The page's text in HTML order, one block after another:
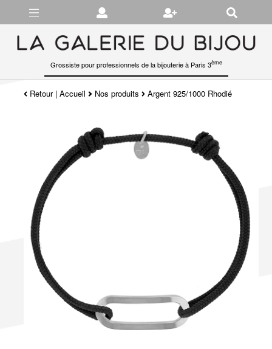
Grossiste pour professionnels de la bijouterie à Paris 3ème
Retour|Accueil Nos produits Argent 925/1000 Rhodié
Gérer les préférences en matière de cookies